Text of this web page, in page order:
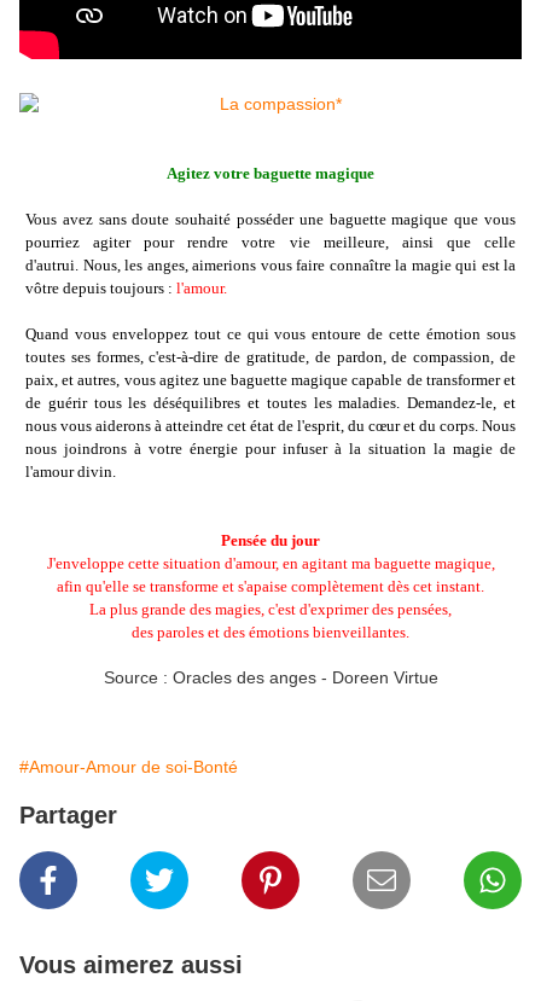
Agitez votre baguette magique
Vous avez sans doute souhaité posséder une baguette magique que vous
pourriez agiter pour rendre votre vie meilleure, ainsi que celle
d'autrui. Nous, les anges, aimerions vous faire connaître la magie qui est la
vôtre depuis toujours : l'amour.
Quand vous enveloppez tout ce qui vous entoure de cette émotion sous
toutes ses formes, c'est-à-dire de gratitude, de pardon, de compassion, de
paix, et autres, vous agitez une baguette magique capable de transformer et
de guérir tous les déséquilibres et toutes les maladies. Demandez-le, et
nous vous aiderons à atteindre cet état de l'esprit, du cœur et du corps. Nous
nous joindrons à votre énergie pour infuser à la situation la magie de
l'amour divin.
Pensée du jour
J'enveloppe cette situation d'amour, en agitant ma baguette magique,
afin qu'elle se transforme et s'apaise complètement dès cet instant.
La plus grande des magies, c'est d'exprimer des pensées,
des paroles et des émotions bienveillantes.
Source : Oracles des anges - Doreen Virtue
#Amour-Amour de soi-Bonté
Partager
Vous aimerez aussi